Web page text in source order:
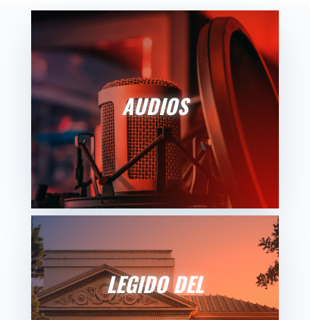
AUDIOS
LEGIDO DEL